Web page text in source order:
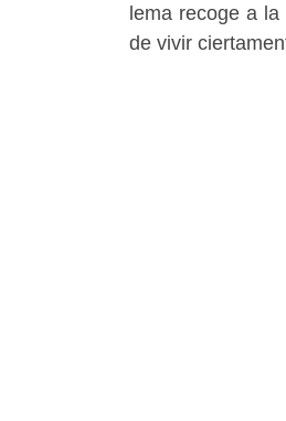
lema recoge a
de vivir